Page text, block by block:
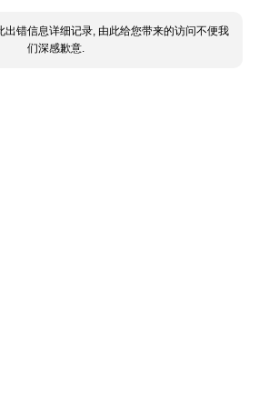
出错信息详细记录, 由此给您带来的访问不便我
们深感歉意.